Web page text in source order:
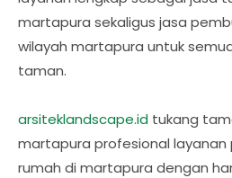
martapura sekaligus jasa
wilayah martapura untuk
taman.
arsiteklandscape.id tukang
martapura profesional
rumah di martapura dengan